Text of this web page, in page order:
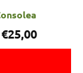
€25,00